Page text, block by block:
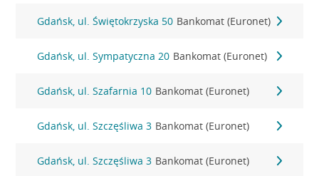
Gdańsk, ul. Świętokrzyska 50 Bankomat (Euronet)
Gdańsk, ul. Sympatyczna 20 Bankomat (Euronet)
Gdańsk, ul. Szafarnia 10 Bankomat (Euronet)
Gdańsk, ul. Szczęśliwa 3 Bankomat (Euronet)
Gdańsk, ul. Szczęśliwa 3 Bankomat (Euronet)